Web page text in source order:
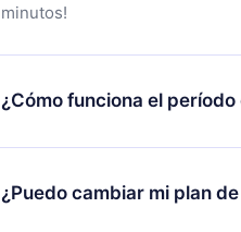
minutos!
¿Cómo funciona el
Puedes descargar nuestra
alguna razón no estás
nuestro equipo de soporte
¿Puedo cambiar mi plan